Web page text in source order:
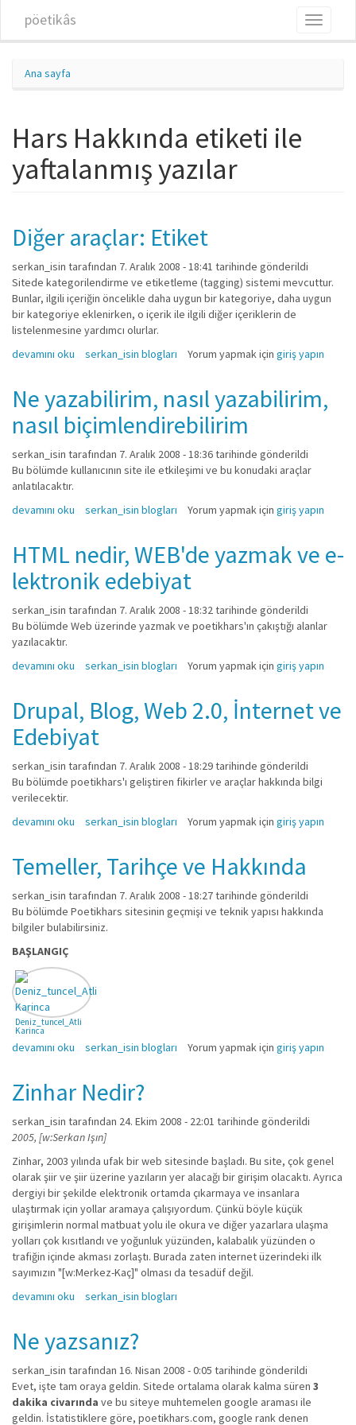
pöetikâs
Toggle
Ana sayfa
Hars Hakkında etiketi ile
yaftalanmış yazılar
Diğer araçlar: Etiket
serkan_isin tarafından 7. Aralık 2008 - 18:41 tarihinde gönderildi
Sitede kategorilendirme ve etiketleme (tagging) sistemi mevcuttur.
Bunlar, ilgili içeriğin öncelikle daha uygun bir kategoriye, daha uygun
bir kategoriye eklenirken, o içerik ile ilgili diğer içeriklerin de
listelenmesine yardımcı olurlar.
Diğer araçlar: Etiket hakkında
devamını oku serkan_isin blogları Yorum yapmak için giriş yapın
Ne yazabilirim, nasıl yazabilirim,
nasıl biçimlendirebilirim
serkan_isin tarafından 7. Aralık 2008 - 18:36 tarihinde gönderildi
Bu bölümde kullanıcının site ile etkileşimi ve bu konudaki araçlar
anlatılacaktır.
Ne yazabilirim, nasıl yazabilirim, nasıl biçimlendirebilirim hakkında
devamını oku serkan_isin blogları Yorum yapmak için giriş yapın
HTML nedir, WEB'de yazmak ve e-
lektronik edebiyat
serkan_isin tarafından 7. Aralık 2008 - 18:32 tarihinde gönderildi
Bu bölümde Web üzerinde yazmak ve poetikhars'ın çakıştığı alanlar
yazılacaktır.
HTML nedir, WEB'de yazmak ve e-lektronik edebiyat hakkında
devamını oku serkan_isin blogları Yorum yapmak için giriş yapın
Drupal, Blog, Web 2.0, İnternet ve
Edebiyat
serkan_isin tarafından 7. Aralık 2008 - 18:29 tarihinde gönderildi
Bu bölümde poetikhars'ı geliştiren fikirler ve araçlar hakkında bilgi
verilecektir.
Drupal, Blog, Web 2.0, İnternet ve Edebiyat hakkında
devamını oku serkan_isin blogları Yorum yapmak için giriş yapın
Temeller, Tarihçe ve Hakkında
serkan_isin tarafından 7. Aralık 2008 - 18:27 tarihinde gönderildi
Bu bölümde Poetikhars sitesinin geçmişi ve teknik yapısı hakkında
bilgiler bulabilirsiniz.
BAŞLANGIÇ
Deniz_tuncel_Atli
Karinca
Temeller, Tarihçe ve Hakkında hakkında
devamını oku serkan_isin blogları Yorum yapmak için giriş yapın
Zinhar Nedir?
serkan_isin tarafından 24. Ekim 2008 - 22:01 tarihinde gönderildi
2005, [w:Serkan Işın]
Zinhar, 2003 yılında ufak bir web sitesinde başladı. Bu site, çok genel
olarak şiir ve şiir üzerine yazıların yer alacağı bir girişim olacaktı. Ayrıca
dergiyi bir şekilde elektronik ortamda çıkarmaya ve insanlara
ulaştırmak için yollar aramaya çalışıyordum. Çünkü böyle küçük
girişimlerin normal matbuat yolu ile okura ve diğer yazarlara ulaşma
yolları çok kısıtlandı ve yoğunluk yüzünden, kalabalık yüzünden o
trafiğin içinde akması zorlaştı. Burada zaten internet üzerindeki ilk
sayımızın "[w:Merkez-Kaç]" olması da tesadüf değil.
Zinhar Nedir? hakkında
devamını oku serkan_isin blogları
Ne yazsanız?
serkan_isin tarafından 16. Nisan 2008 - 0:05 tarihinde gönderildi
Evet, işte tam oraya geldin. Sitede ortalama olarak kalma süren 3
dakika civarında ve bu siteye muhtemelen google araması ile
geldin. İstatistiklere göre, poetikhars.com, google rank denen